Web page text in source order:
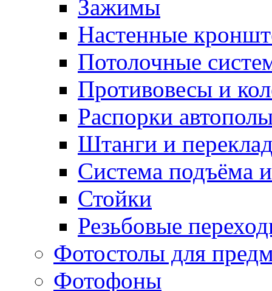
Зажимы
Настенные
Потолочные
Противовесы и
Распорки
Штанги и
Система подъёма
Стойки
Резьбовые
Фотостолы для
Фотофоны